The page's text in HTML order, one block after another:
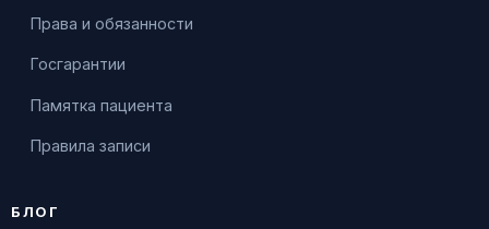
Права и обязанности
Госгарантии
Памятка пациента
Правила записи
БЛОГ